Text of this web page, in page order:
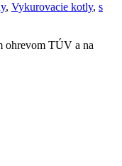
, Vykurovacie kotly, s
ohrevom TÚV a na